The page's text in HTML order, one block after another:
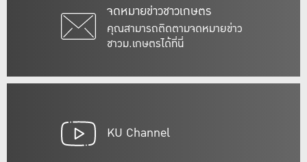
จดหมายข่าวชาวเกษตร
คุณสามารถติดตามจดหมายข่าว
ชาวม.เกษตรได้ที่นี่
KU Channel